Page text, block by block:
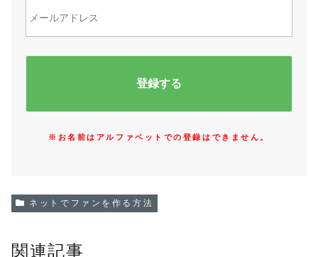
※お名前はアルファベットでの登録はできません。
ネットでファンを作る方法
関連記事